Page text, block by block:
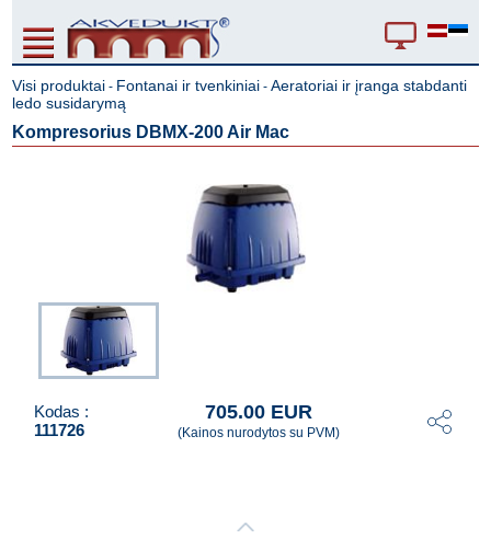
Visi produktai - Fontanai ir tvenkiniai -Aeratoriai ir įranga stabdanti
ledo susidarymą
Kompresorius DBMX-200 Air Mac
Kodas :
111726
705.00 EUR
(Kainos nurodytos su PVM)